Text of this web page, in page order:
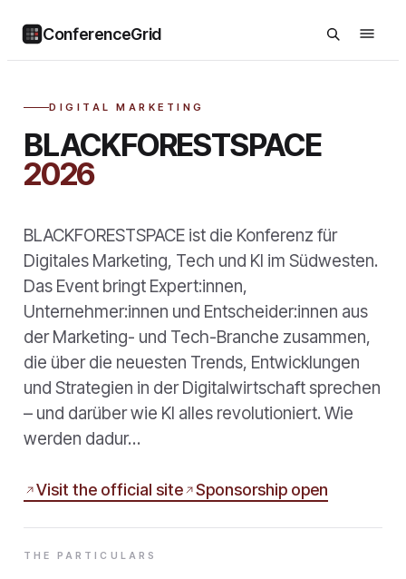
ConferenceGrid
DIGITAL MARKETING
BLACKFORESTSPACE
2026
BLACKFORESTSPACE ist die Konferenz für
Digitales Marketing, Tech und KI im Südwesten.
Das Event bringt Expert:innen,
Unternehmer:innen und Entscheider:innen aus
der Marketing- und Tech-Branche zusammen,
die über die neuesten Trends, Entwicklungen
und Strategien in der Digitalwirtschaft sprechen
– und darüber wie KI alles revolutioniert. Wie
werden dadur…
Visit the official site Sponsorship open
THE PARTICULARS